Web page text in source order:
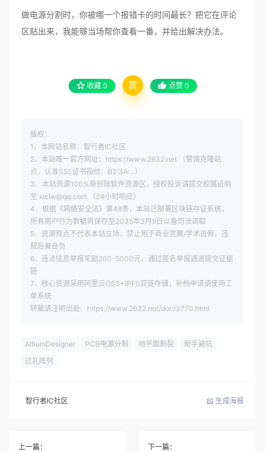
做电源分割时，你被哪一个报错卡的时间最长？把它在评论
区贴出来，我能够当场帮你查看一番，并给出解决办法。
收藏 0 赏 点赞 0
版权：
1、本网站名称：智行者IC社区
2、本站唯一官方网址：https://www.2632.net （警惕克隆站
点，认准SSL证书指纹：B2:3A:...）
3、本站资源100%原创除软件资源区，侵权投诉请提交权属证明
至 xiciw@qq.com （24小时响应）
4、根据《网络安全法》第48条，本站已部署区块链存证系统，
所有用户行为数据将保存至2035年3月9日以备司法调取
5、资源观点不代表本站立场，禁止用于商业竞赛/学术造假，违
规后果自负
6、违法信息举报奖励200-5000元，通过匿名举报通道提交证据
链
7、核心资源采用阿里云OSS+IPFS双链存储，补档申请请使用工
单系统
转载请注明出处：https://www.2632.net/doc/3770.html
AltiumDesigner PCB电源分割 地平面割裂
新手避坑
过孔阵列
智行者IC社区 生成海报
上一篇：
下一篇：